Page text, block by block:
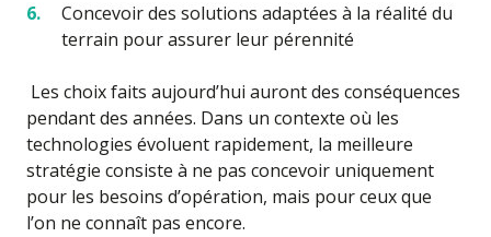
Concevoir des solutions adaptées à la réalité du
terrain pour assurer leur pérennité
Les choix faits aujourd’hui auront des conséquences
pendant des années. Dans un contexte où les
technologies évoluent rapidement, la meilleure
stratégie consiste à ne pas concevoir uniquement
pour les besoins d’opération, mais pour ceux que
l’on ne connaît pas encore.